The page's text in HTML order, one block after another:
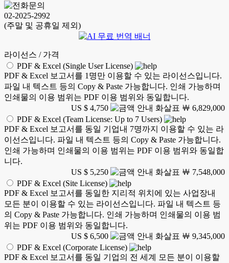
02-2025-2992
(주말 및 공휴일 제외)
라이선스 / 가격
PDF & Excel (Single User License)
PDF & Excel 보고서를 1명만 이용할 수 있는 라이선스입니다.
파일 내 텍스트 등의 Copy & Paste 가능합니다. 인쇄 가능하며
인쇄물의 이용 범위는 PDF 이용 범위와 동일합니다.
US $ 4,750
￦ 6,829,000
PDF & Excel (Team License: Up to 7 Users)
PDF & Excel 보고서를 동일 기업내 7명까지 이용할 수 있는 라
이선스입니다. 파일 내 텍스트 등의 Copy & Paste 가능합니다.
인쇄 가능하며 인쇄물의 이용 범위는 PDF 이용 범위와 동일합
니다.
US $ 5,250
￦ 7,548,000
PDF & Excel (Site License)
PDF & Excel 보고서를 동일한 지리적 위치에 있는 사업장내
모든 분이 이용할 수 있는 라이선스입니다. 파일 내 텍스트 등
의 Copy & Paste 가능합니다. 인쇄 가능하며 인쇄물의 이용 범
위는 PDF 이용 범위와 동일합니다.
US $ 6,500
￦ 9,345,000
PDF & Excel (Corporate License)
PDF & Excel 보고서를 동일 기업의 전 세계 모든 분이 이용할